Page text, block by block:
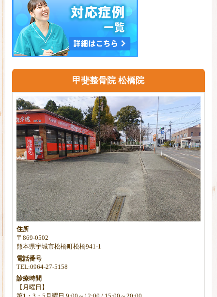
甲斐整骨院 松橋院
住所
〒869-0502
熊本県宇城市松橋町松橋941-1
電話番号
TEL:0964-27-5158
診療時間
【月曜日】